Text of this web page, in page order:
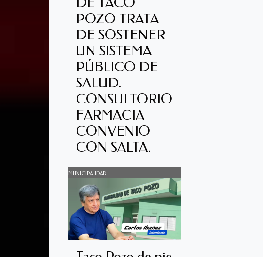
POZO TRATA
DE SOSTENER
UN SISTEMA
PÚBLICO DE
SALUD.
CONSULTORIO
FARMACIA
CONVENIO
CON SALTA.
MUNICIPALIDAD